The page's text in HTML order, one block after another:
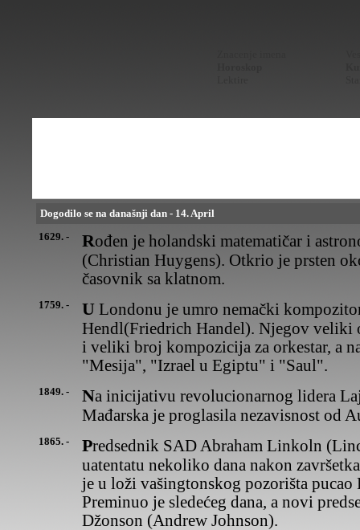
Dogodilo se na današnji dan - 14. April
1629. -
Rođen je holandski matematičar i astronom Kristijan Hajgens
(Christian Huygens). Otkrio je prsten
časovnik sa klatnom.
1759. - U Londonu je umro nemački kompozitor Georg Fridrih
Hendl(Friedrich Handel). Njegov veliki
i veliki broj kompozicija za orkestar, a
"Mesija", "Izrael u Egiptu" i "Saul".
1849. - Na inicijativu revolucionarnog lidera Lajoša Košuta(Lajos Kosuth)
Mađarska je proglasila nezavisnost od
1865. - Predsednik SAD Abraham Linkoln (Lincoln) smrtno je ranjen
uatentatu nekoliko dana nakon
je u loži vašingtonskog pozorišta
Preminuo je sledećeg dana, a novi
Džonson (Andrew Johnson).